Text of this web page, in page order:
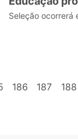
Seleção ocorrerá
186 187 188